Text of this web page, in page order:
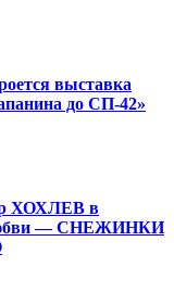
выставка
до СП-42»
ХОХЛЕВ в
любви — СНЕЖИНКИ